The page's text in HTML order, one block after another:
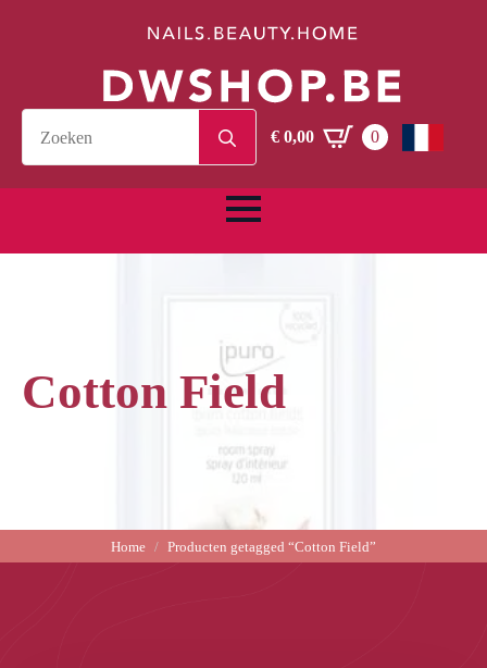
for:€0,00 0
Cotton Field
Home Producten getagged “Cotton Field”